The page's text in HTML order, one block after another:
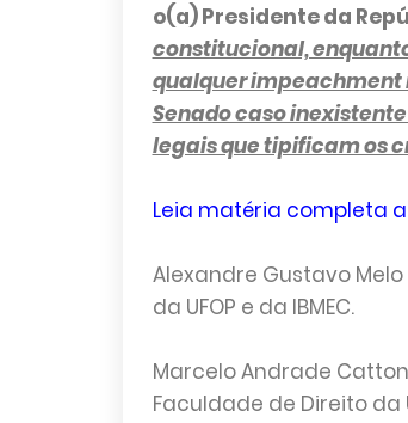
o(a) Presidente da
constitucional,
qualquer impeachment
Senado caso
legais que tipificam os
Leia matéria completa
Alexandre Gustavo Melo
da UFOP e da IBMEC.
Marcelo Andrade
Faculdade de Direito da